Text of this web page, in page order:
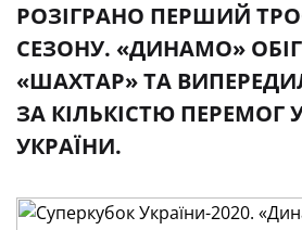
РОЗІГРАНО ПЕРШИЙ
СЕЗОНУ. «ДИНАМО»
«ШАХТАР» ТА
ЗА КІЛЬКІСТЮ ПЕРЕМОГ
УКРАЇНИ.